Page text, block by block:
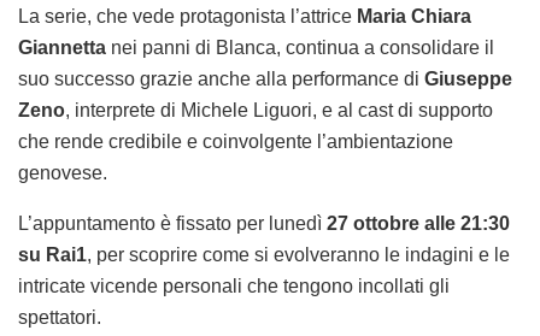
La serie, che vede protagonista l’attrice Maria Chiara
Giannetta nei panni di Blanca, continua a consolidare il
suo successo grazie anche alla performance di Giuseppe
Zeno, interprete di Michele Liguori, e al cast di supporto
che rende credibile e coinvolgente l’ambientazione
genovese.
L’appuntamento è fissato per lunedì 27 ottobre alle 21:30
su Rai1, per scoprire come si evolveranno le indagini e le
intricate vicende personali che tengono incollati gli
spettatori.